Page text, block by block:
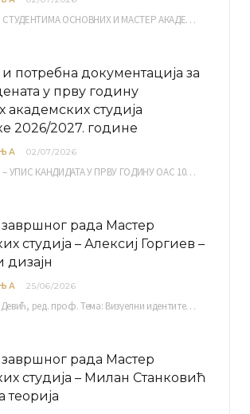
ОБАВЕШТЕЊЕ СТУДЕНТИМА ОСНОВНИХ И МАСТЕР АКАДЕМСКИХ СТУДИЈА ЕЛЕКТРОНСКА ПРИЈАВА ИСПИТА за септембарски испитни рок за…
потребна документација за
у прву годину
академских студија
2026/2027. године
02/07/2026
ОБАВЕШТЕЊЕ – УПИС КАНДИДАТА У ПРВУ ГОДИНУ ОАС 10, 13, 14, 15. и…
рада Мастер
студија – Алексиј Горгиев –
дизајн
25/06/2026
Ментор: Сања Девић, ред. проф. Тема: Визуелни идентитет линије нутриционистичких производа Vita+: Од амбалаже до мултимедијалне комуникације Петак, 03. 07.…
рада Мастер
студија – Милан Станковић
теорија